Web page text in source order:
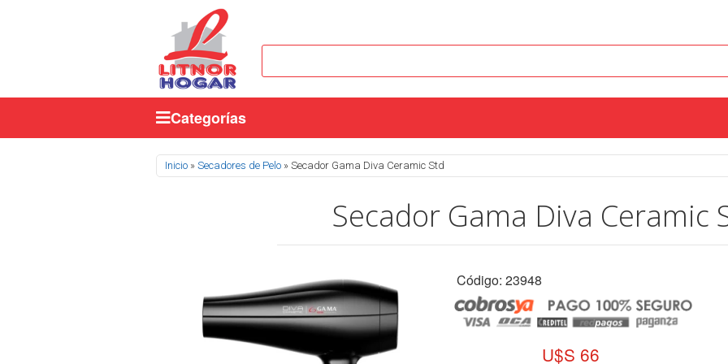
Categorías
Se encuentra usted aquí
Inicio » Secadores de Pelo » Secador Gama Diva Ceramic Std
Secador Gama Diva Ceramic
Código: 23948
U$S 66